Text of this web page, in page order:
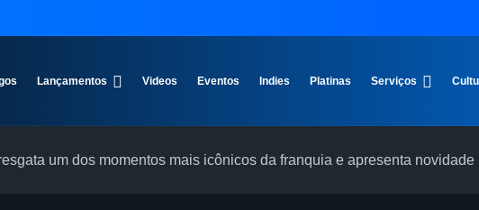
Lançamentos Videos Eventos Indies Platinas Serviços
um dos momentos mais icônicos da franquia e apresenta